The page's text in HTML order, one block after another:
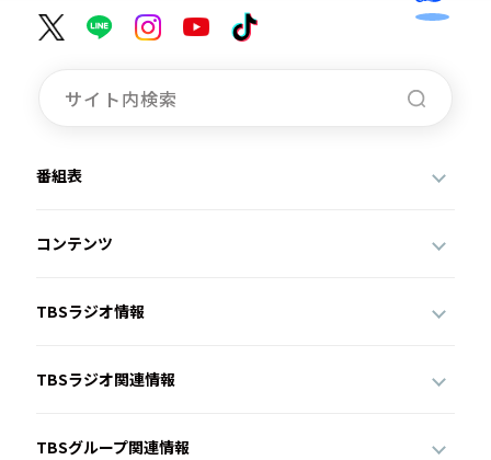
番組表
コンテンツ
TBSラジオ情報
TBSラジオ関連情報
TBSグループ関連情報